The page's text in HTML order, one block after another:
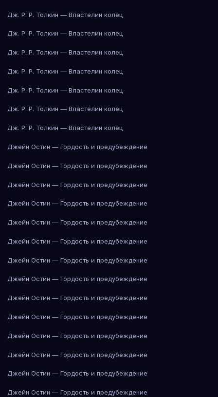
Дж. Р. Р. Толкин — Властелин колец
Дж. Р. Р. Толкин — Властелин колец
Дж. Р. Р. Толкин — Властелин колец
Дж. Р. Р. Толкин — Властелин колец
Дж. Р. Р. Толкин — Властелин колец
Дж. Р. Р. Толкин — Властелин колец
Дж. Р. Р. Толкин — Властелин колец
Джейн Остин — Гордость и предубеждение
Джейн Остин — Гордость и предубеждение
Джейн Остин — Гордость и предубеждение
Джейн Остин — Гордость и предубеждение
Джейн Остин — Гордость и предубеждение
Джейн Остин — Гордость и предубеждение
Джейн Остин — Гордость и предубеждение
Джейн Остин — Гордость и предубеждение
Джейн Остин — Гордость и предубеждение
Джейн Остин — Гордость и предубеждение
Джейн Остин — Гордость и предубеждение
Джейн Остин — Гордость и предубеждение
Джейн Остин — Гордость и предубеждение
Джейн Остин — Гордость и предубеждение